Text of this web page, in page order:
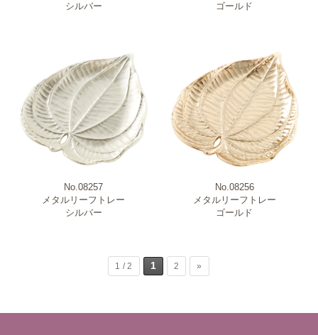
シルバー
ゴールド
No.08257
メタルリーフトレー
シルバー
No.08256
メタルリーフトレー
ゴールド
1 / 2 1 2 »